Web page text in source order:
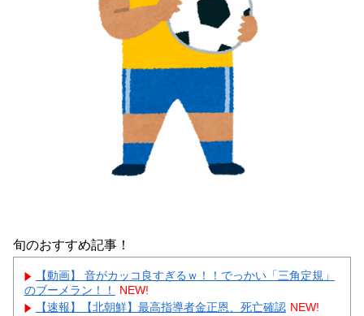
旬のおすすめ記事！
【動画】 音がカッコ良すぎるｗ！！でっかい「三角定規」
のブーメラン！！
NEW!
【速報】【北朝鮮】最高指導者金正恩、死亡確認 NEW!